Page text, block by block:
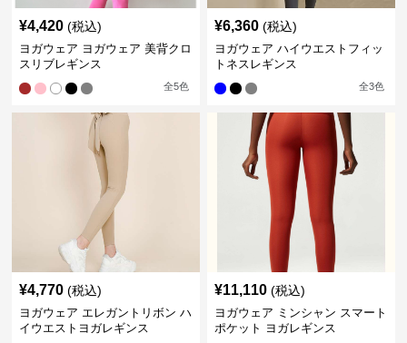
¥4,420 (税込)
ヨガウェア ヨガウェア 美背クロ
スリブレギンス
全5色
¥6,360 (税込)
ヨガウェア ハイウエストフィッ
トネスレギンス
全3色
¥4,770 (税込)
ヨガウェア エレガントリボン ハ
イウエストヨガレギンス
¥11,110 (税込)
ヨガウェア ミンシャン スマート
ポケット ヨガレギンス